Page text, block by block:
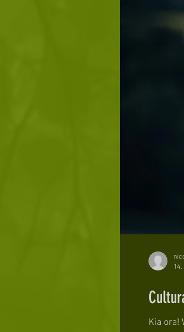
Kia ora!
14.